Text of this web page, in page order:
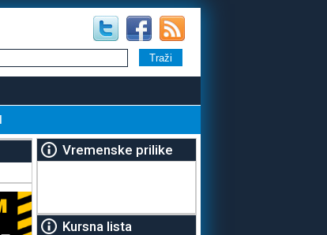
Vremenske prilike
Kursna lista